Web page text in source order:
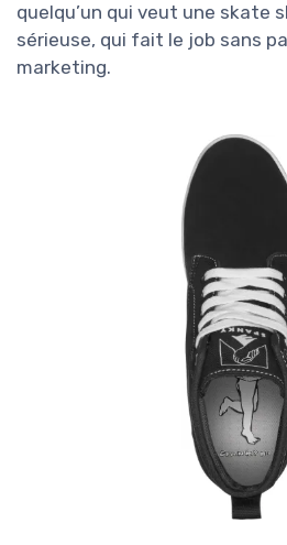
quelqu’un qui veut une skate
sérieuse, qui fait le job sans
marketing.